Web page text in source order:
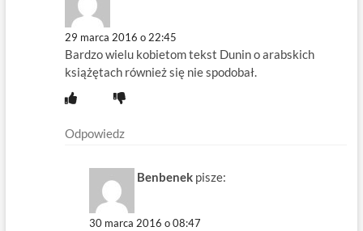
29 marca 2016 o 22:45
Bardzo wielu kobietom tekst Dunin o arabskich
książętach również się nie spodobał.
Odpowiedz
Benbenek pisze:
30 marca 2016 o 08:47